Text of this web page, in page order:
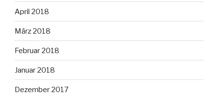
April 2018
März 2018
Februar 2018
Januar 2018
Dezember 2017